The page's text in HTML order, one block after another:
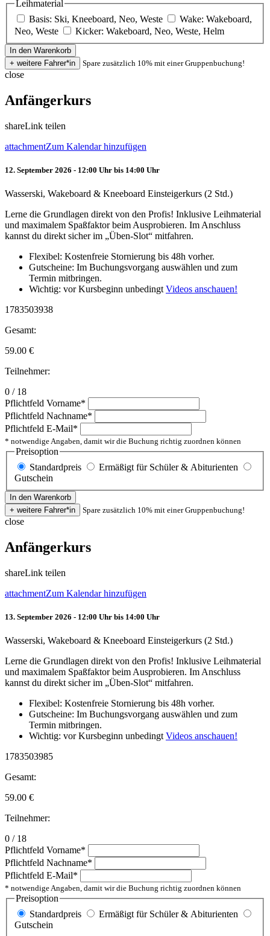
Leihmaterial
Basis: Ski, Kneeboard, Neo, Weste
Wake: Wakeboard,
Neo, Weste
Kicker: Wakeboard, Neo, Weste, Helm
Spare zusätzlich 10% mit einer Gruppenbuchung!
close
Anfängerkurs
shareLink teilen
attachmentZum Kalendar hinzufügen
12. September 2026 - 12:00 Uhr bis 14:00 Uhr
Wasserski, Wakeboard & Kneeboard Einsteigerkurs (2 Std.)
Lerne die Grundlagen direkt von den Profis! Inklusive Leihmaterial
und maximalem Spaßfaktor beim Ausprobieren. Im Anschluss
kannst du direkt sicher im „Üben-Slot“ mitfahren.
Flexibel: Kostenfreie Stornierung bis 48h vorher.
Gutscheine: Im Buchungsvorgang auswählen und zum
Termin mitbringen.
Wichtig: vor Kursbeginn unbedingt Videos anschauen!
1783503938
Gesamt:
59.00 €
Teilnehmer:
0 / 18
Pflichtfeld Vorname*
Pflichtfeld Nachname*
Pflichtfeld E-Mail*
* notwendige Angaben, damit wir die Buchung richtig zuordnen können
Preisoption
Standardpreis
Ermäßigt für Schüler & Abiturienten
Gutschein
Spare zusätzlich 10% mit einer Gruppenbuchung!
close
Anfängerkurs
shareLink teilen
attachmentZum Kalendar hinzufügen
13. September 2026 - 12:00 Uhr bis 14:00 Uhr
Wasserski, Wakeboard & Kneeboard Einsteigerkurs (2 Std.)
Lerne die Grundlagen direkt von den Profis! Inklusive Leihmaterial
und maximalem Spaßfaktor beim Ausprobieren. Im Anschluss
kannst du direkt sicher im „Üben-Slot“ mitfahren.
Flexibel: Kostenfreie Stornierung bis 48h vorher.
Gutscheine: Im Buchungsvorgang auswählen und zum
Termin mitbringen.
Wichtig: vor Kursbeginn unbedingt Videos anschauen!
1783503985
Gesamt:
59.00 €
Teilnehmer:
0 / 18
Pflichtfeld Vorname*
Pflichtfeld Nachname*
Pflichtfeld E-Mail*
* notwendige Angaben, damit wir die Buchung richtig zuordnen können
Preisoption
Standardpreis
Ermäßigt für Schüler & Abiturienten
Gutschein